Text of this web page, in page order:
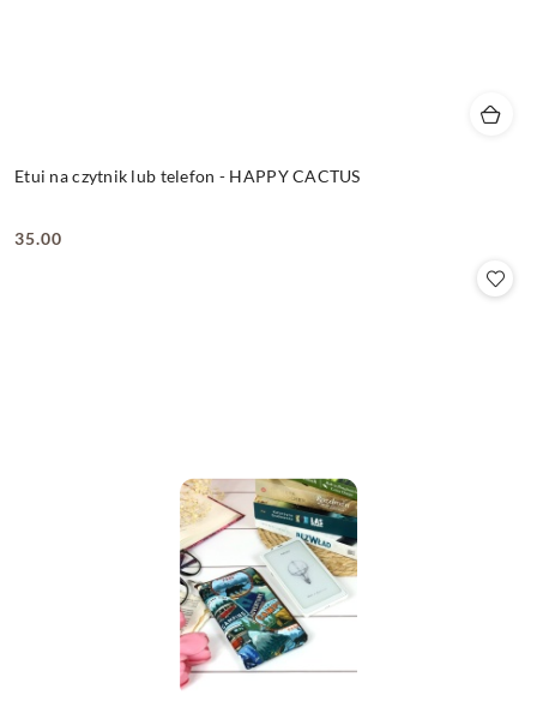
Etui na czytnik lub telefon - HAPPY CACTUS
Cena:
35.00